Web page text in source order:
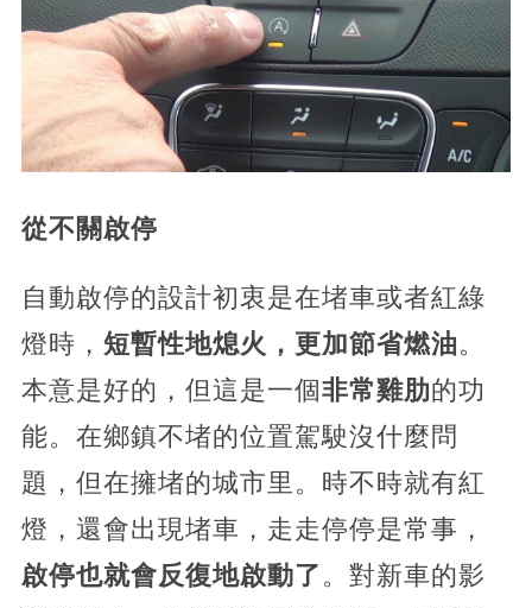
從不關啟停
自動啟停的設計初衷是在堵車或者紅綠
燈時， 短暫性地熄火，更加節省燃油。
本意是好的，但這是一個非常雞肋的功
能。在鄉鎮不堵的位置駕駛沒什麼問
題，但在擁堵的城市里。時不時就有紅
燈，還會出現堵車，走走停停是常事，
啟停也就會反復地啟動了 。對新車的影